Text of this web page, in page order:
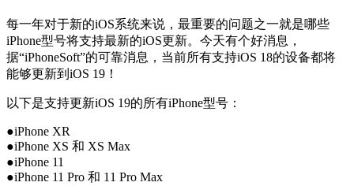
每一年对于新的iOS系统来说，最重要的问题之一就是哪些
iPhone型号将支持最新的iOS更新。今天有个好消息，
据“iPhoneSoft”的可靠消息，当前所有支持iOS 18的设备都将
能够更新到iOS 19！
以下是支持更新iOS 19的所有iPhone型号：
●iPhone XR
●iPhone XS 和 XS Max
●iPhone 11
●iPhone 11 Pro 和 11 Pro Max